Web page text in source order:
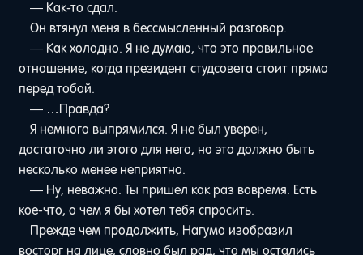
— Как-то сдал.
Он втянул меня в бессмысленный разговор.
— Как холодно. Я не думаю, что это правильное
отношение, когда президент студсовета стоит прямо
перед тобой.
— …Правда?
Я немного выпрямился. Я не был уверен,
достаточно ли этого для него, но это должно быть
несколько менее неприятно.
— Ну, неважно. Ты пришел как раз вовремя. Есть
кое-что, о чем я бы хотел тебя спросить.
Прежде чем продолжить, Нагумо изобразил
восторг на лице, словно был рад, что мы остались